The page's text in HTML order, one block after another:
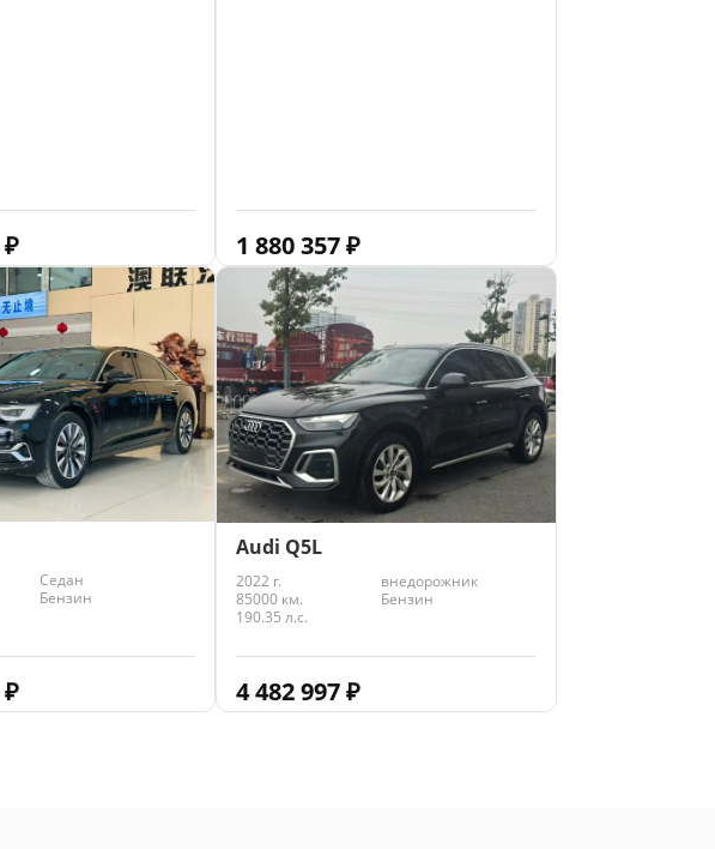
₽ 1 880 357₽
Седан
Бензин
₽
Audi Q5L
2022 г.
внедорожник
85000 км.
Бензин
190.35 л.с.
4 482 997₽